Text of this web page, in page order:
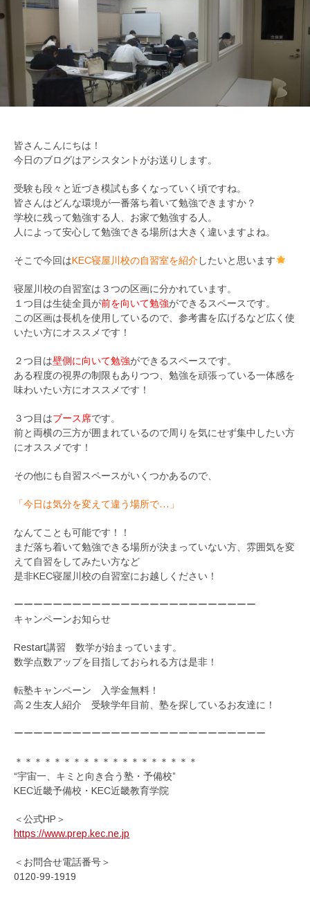
皆さんこんにちは！
今日のブログはアシスタントがお送りします。
受験も段々と近づき模試も多くなっていく頃ですね。
皆さんはどんな環境が一番落ち着いて勉強できますか？
学校に残って勉強する人、お家で勉強する人。
人によって安心して勉強できる場所は大きく違いますよね。
そこで今回はKEC寝屋川校の自習室を紹介したいと思います
寝屋川校の自習室は３つの区画に分かれています。
１つ目は生徒全員が前を向いて勉強ができるスペースです。
この区画は長机を使用しているので、参考書を広げるなど広く使
いたい方にオススメです！
２つ目は壁側に向いて勉強ができるスペースです。
ある程度の視界の制限もありつつ、勉強を頑張っている一体感を
味わいたい方にオススメです！
３つ目はブース席です。
前と両横の三方が囲まれているので周りを気にせず集中したい方
にオススメです！
その他にも自習スペースがいくつかあるので、
「今日は気分を変えて違う場所で…」
なんてことも可能です！！
まだ落ち着いて勉強できる場所が決まっていない方、雰囲気を変
えて自習をしてみたい方など
是非KEC寝屋川校の自習室にお越しください！
ーーーーーーーーーーーーーーーーーーーーーーーーー
キャンペーンお知らせ
Restart講習 数学が始まっています。
数学点数アップを目指しておられる方は是非！
転塾キャンペーン 入学金無料！
高２生友人紹介 受験学年目前、塾を探しているお友達に！
ーーーーーーーーーーーーーーーーーーーーーーーーーー
＊＊＊＊＊＊＊＊＊＊＊＊＊＊＊＊＊＊＊
“宇宙一、キミと向き合う塾・予備校”
KEC近畿予備校・KEC近畿教育学院
＜公式HP＞
https://www.prep.kec.ne.jp
＜お問合せ電話番号＞
0120-99-1919